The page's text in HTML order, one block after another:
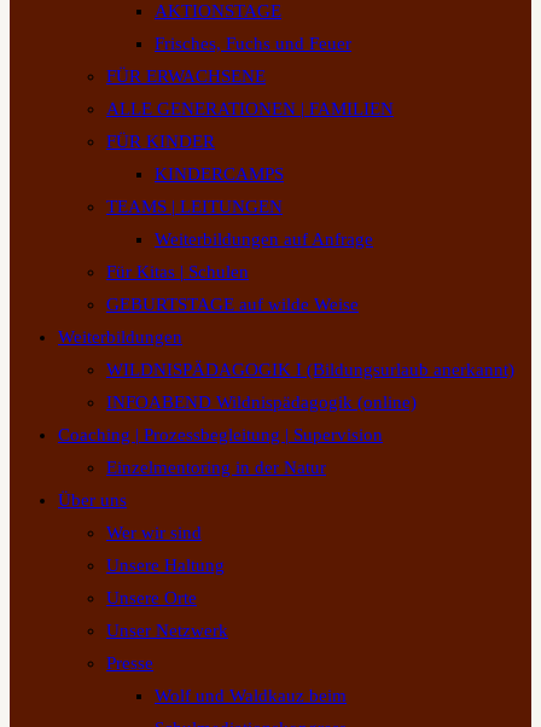
AKTIONSTAGE
Frisches, Fuchs und Feuer
FÜR ERWACHSENE
ALLE GENERATIONEN | FAMILIEN
FÜR KINDER
KINDERCAMPS
TEAMS | LEITUNGEN
Weiterbildungen auf Anfrage
Für Kitas | Schulen
GEBURTSTAGE auf wilde Weise
Weiterbildungen
WILDNISPÄDAGOGIK I (Bildungsurlaub anerkannt)
INFOABEND Wildnispädagogik (online)
Coaching | Prozessbegleitung | Supervision
Einzelmentoring in der Natur
Über uns
Wer wir sind
Unsere Haltung
Unsere Orte
Unser Netzwerk
Presse
Wolf und Waldkauz beim